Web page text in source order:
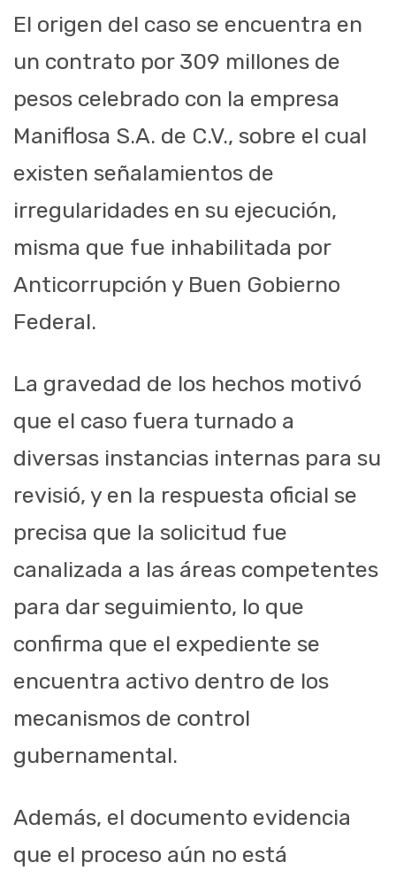
El origen del caso se encuentra en
un contrato por 309 millones de
pesos celebrado con la empresa
Maniflosa S.A. de C.V., sobre el cual
existen señalamientos de
irregularidades en su ejecución,
misma que fue inhabilitada por
Anticorrupción y Buen Gobierno
Federal.
La gravedad de los hechos motivó
que el caso fuera turnado a
diversas instancias internas para su
revisió, y en la respuesta oficial se
precisa que la solicitud fue
canalizada a las áreas competentes
para dar seguimiento, lo que
confirma que el expediente se
encuentra activo dentro de los
mecanismos de control
gubernamental.
Además, el documento evidencia
que el proceso aún no está